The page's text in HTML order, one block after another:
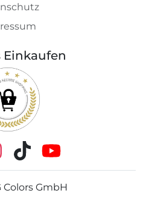
Einkaufen
Colors GmbH